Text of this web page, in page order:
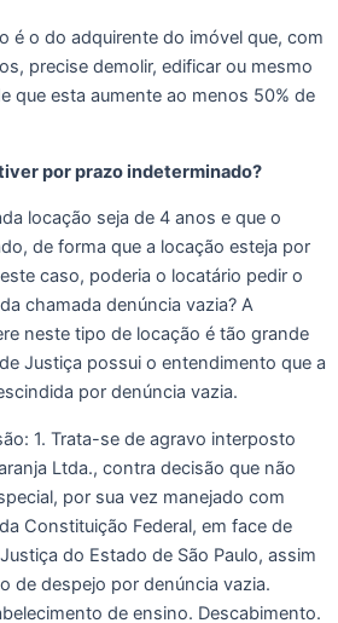
é o do adquirente do imóvel que, com
precise demolir, edificar ou mesmo
que esta aumente ao menos 50% de
por prazo indeterminado?
locação seja de 4 anos e que o
de forma que a locação esteja por
caso, poderia o locatário pedir o
chamada denúncia vazia? A
neste tipo de locação é tão grande
Justiça possui o entendimento que a
por denúncia vazia.
1. Trata-se de agravo interposto
Ltda., contra decisão que não
por sua vez manejado com
Constituição Federal, em face de
do Estado de São Paulo, assim
de despejo por denúncia vazia.
de ensino. Descabimento.